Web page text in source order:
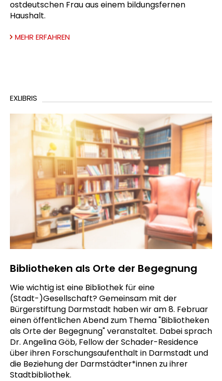
ostdeutschen Frau aus einem bildungsfernen
Haushalt.
MEHR ERFAHREN
EXLIBRIS
Bibliotheken als Orte der Begegnung
Wie wichtig ist eine Bibliothek für eine
(Stadt-)Gesellschaft? Gemeinsam mit der
Bürgerstiftung Darmstadt haben wir am 8. Februar
einen öffentlichen Abend zum Thema "Bibliotheken
als Orte der Begegnung" veranstaltet. Dabei sprach
Dr. Angelina Göb, Fellow der Schader-Residence
über ihren Forschungsaufenthalt in Darmstadt und
die Beziehung der Darmstädter*innen zu ihrer
Stadtbibliothek.